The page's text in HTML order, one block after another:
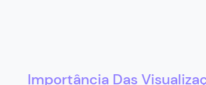
Importância Das